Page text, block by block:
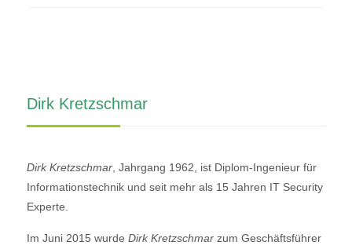
Dirk Kretzschmar
Dirk Kretzschmar, Jahrgang 1962, ist Diplom-Ingenieur für
Informationstechnik und seit mehr als 15 Jahren IT Security
Experte.
Im Juni 2015 wurde Dirk Kretzschmarzum Geschäftsführer